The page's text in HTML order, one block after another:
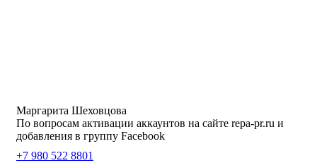
Маргарита Шеховцова
По вопросам активации аккаунтов на сайте repa-pr.ru и
добавления в группу Facebook
+7 980 522 8801